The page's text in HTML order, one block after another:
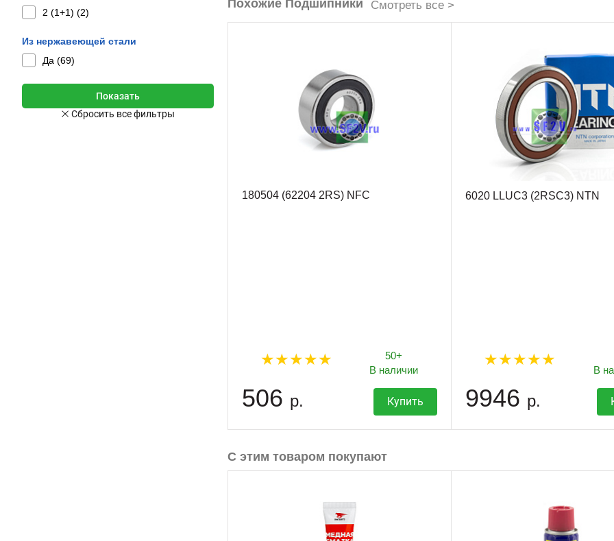
2 (1+1) (2)
Из нержавеющей стали
Да (69)
Похожие Подшипники Смотреть все >
180504 (62204 2RS) NFC
50+
В наличии
506 р. Купить
6020 LLUC3 (2RSC3) NTN
В
9946 р.
С этим товаром покупают